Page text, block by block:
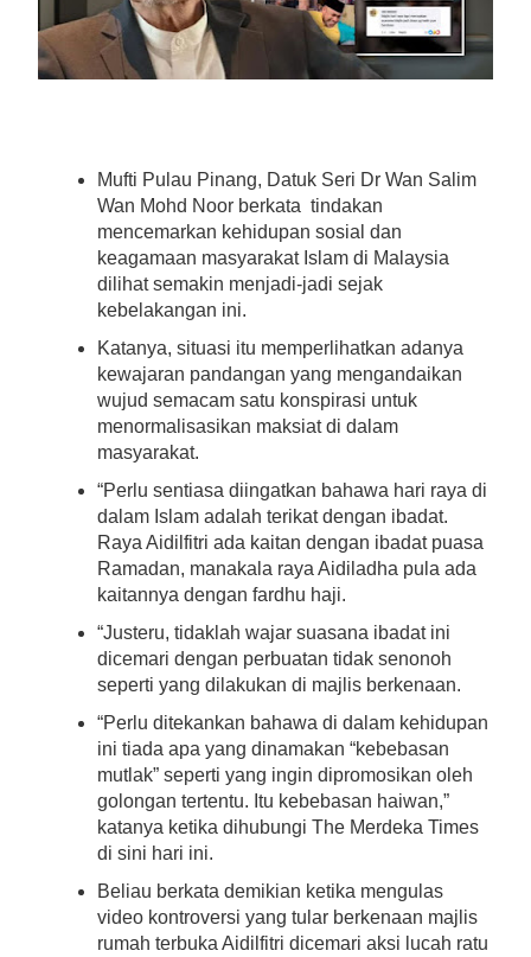
Mufti Pulau Pinang, Datuk Seri Dr Wan Salim
Wan Mohd Noor berkata tindakan
mencemarkan kehidupan sosial dan
keagamaan masyarakat Islam di Malaysia
dilihat semakin menjadi-jadi sejak
kebelakangan ini.
Katanya, situasi itu memperlihatkan adanya
kewajaran pandangan yang mengandaikan
wujud semacam satu konspirasi untuk
menormalisasikan maksiat di dalam
masyarakat.
“Perlu sentiasa diingatkan bahawa hari raya di
dalam Islam adalah terikat dengan ibadat.
Raya Aidilfitri ada kaitan dengan ibadat puasa
Ramadan, manakala raya Aidiladha pula ada
kaitannya dengan fardhu haji.
“Justeru, tidaklah wajar suasana ibadat ini
dicemari dengan perbuatan tidak senonoh
seperti yang dilakukan di majlis berkenaan.
“Perlu ditekankan bahawa di dalam kehidupan
ini tiada apa yang dinamakan “kebebasan
mutlak” seperti yang ingin dipromosikan oleh
golongan tertentu. Itu kebebasan haiwan,”
katanya ketika dihubungi The Merdeka Times
di sini hari ini.
Beliau berkata demikian ketika mengulas
video kontroversi yang tular berkenaan majlis
rumah terbuka Aidilfitri dicemari aksi lucah ratu